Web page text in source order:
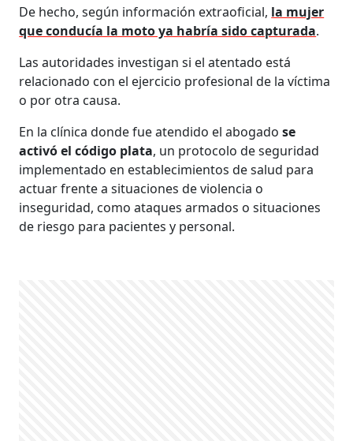
De hecho, según información extraoficial, la mujer
que conducía la moto ya habría sido capturada.
Las autoridades investigan si el atentado está
relacionado con el ejercicio profesional de la víctima
o por otra causa.
En la clínica donde fue atendido el abogadose
activó el código plata, un protocolo de seguridad
implementado en establecimientos de salud para
actuar frente a situaciones de violencia o
inseguridad, como ataques armados o situaciones
de riesgo para pacientes y personal.